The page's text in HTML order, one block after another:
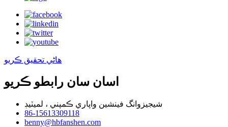
هاڻي تحقيق ڪريو
اسان سان رابطو ڪريو
شيجيزوانگ فينشين واپاري ڪمپني ، لميٽيڊ
86-15613309118
benny@hbfanshen.com